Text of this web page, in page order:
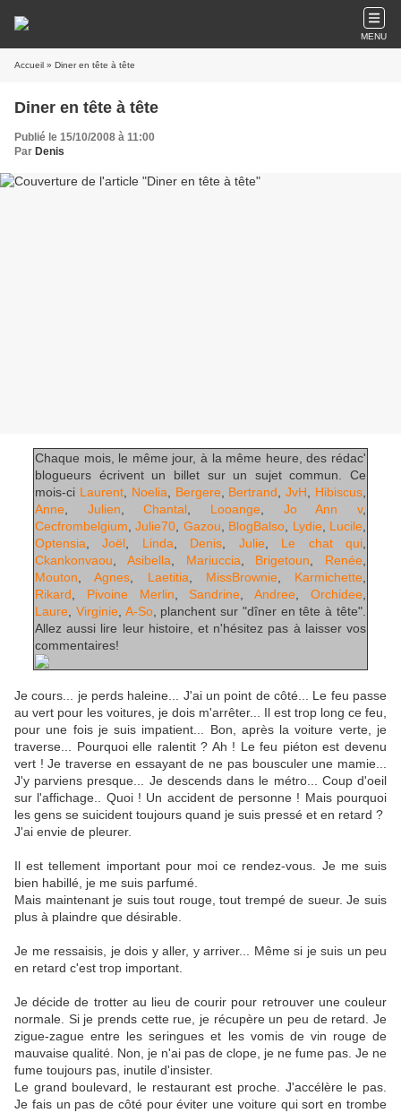
MENU
Accueil » Diner en tête à tête
Diner en tête à tête
Publié le 15/10/2008 à 11:00
Par Denis
Chaque mois, le même jour, à la même heure, des rédac'
blogueurs écrivent un billet sur un sujet commun. Ce
mois-ci Laurent, Noelia Bergere, Bertrand ,JvH Hibiscus
Anne
Julien ,Chantal Looange Jo Ann v,
Cecfrombelgium ,Julie70 Gazou BlogBalso Lydie, Lucile
Optensia ,Joël Linda Denis Julie, Le chat qui
Ckankonvaou
Asibella Mariuccia Brigetoun Renée
Mouton ,Agnes Laetitia MissBrownie, Karmichette
Rikard
Pivoine Merlin Sandrine ,Andree ,Orchidee
Laure Virginie, A-So, planchent sur "dîner en tête à tête".
Allez aussi lire leur histoire, et n'hésitez pas à laisser vos
commentaires!
Je cours... je perds haleine... J'ai un point de côté... Le feu passe
au vert pour les voitures, je dois m'arrêter... Il est trop long ce feu,
pour une fois je suis impatient... Bon, après la voiture verte, je
traverse... Pourquoi elle ralentit ? Ah ! Le feu piéton est devenu
vert ! Je traverse en essayant de ne pas bousculer une mamie...
J'y parviens presque... Je descends dans le métro... Coup d'oeil
sur l'affichage.. Quoi ! Un accident de personne ! Mais pourquoi
les gens se suicident toujours quand je suis pressé et en retard ?
J'ai envie de pleurer.
Il est tellement important pour moi ce rendez-vous. Je me suis
bien habillé, je me suis parfumé.
Mais maintenant je suis tout rouge, tout trempé de sueur. Je suis
plus à plaindre que désirable.
Je me ressaisis, je dois y aller, y arriver... Même si je suis un peu
en retard c'est trop important.
Je décide de trotter au lieu de courir pour retrouver une couleur
normale. Si je prends cette rue, je récupère un peu de retard. Je
zigue-zague entre les seringues et les vomis de vin rouge de
mauvaise qualité. Non, je n'ai pas de clope, je ne fume pas. Je ne
fume toujours pas, inutile d'insister.
Le grand boulevard, le restaurant est proche. J'accélère le pas.
Je fais un pas de côté pour éviter une voiture qui sort en trombe